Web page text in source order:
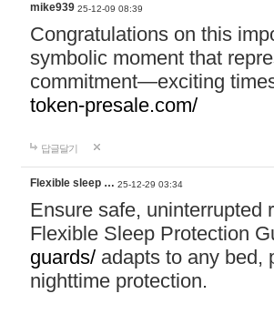
mike939 25-12-09 08:39
Congratulations on this
symbolic moment that
commitment—exciting
token-presale.com/
답글달기
Flexible sleep … 25-12-29 03:34
Ensure safe, uninterrupted
Flexible Sleep Protection
guards/ adapts to any bed,
nighttime protection.